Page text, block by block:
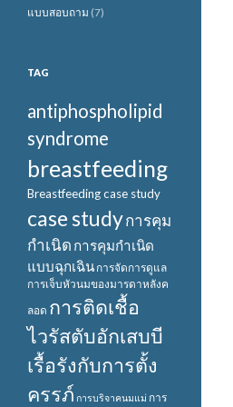
แบบสอบถาม (7)
TAG
antiphospholipid
syndrome
breastfeeding
Breastfeeding case study
case studyการคุม
กำเนิด การคุมกำเนิด
แบบฉุกเฉิน การจัดการดูแล
การเจ็บหัวนมของมารดาหลังค
ลอด การติดเชื้อ
ไวรัสตับอักเสบบี
เรื้อรังกับการตั้ง
ครรภ์ การบริจาคนมแม่ การ